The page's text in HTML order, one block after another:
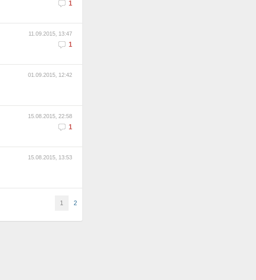
1
11.09.2015, 13:47
1
01.09.2015, 12:42
15.08.2015, 22:58
1
15.08.2015, 13:53
1 2